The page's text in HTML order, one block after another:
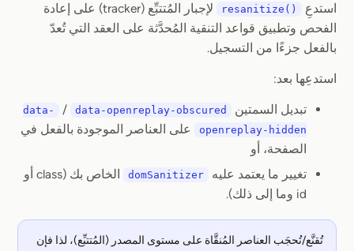
استدعِ
resanitize()
لإجبار المُتتبِّع (tracker) على إعادة
الفحص وتطبيق قواعد التنقية المُحدَّثة على العقد التي تُعدّ
بالفعل جزءًا من التسجيل.
استدعِها بعد:
تبديل السمتين data-openreplay-obscured
/
data-
openreplay-hidden
على العناصر الموجودة بالفعل في
الصفحة، أو
تغيير ما يعتمد عليه
domSanitizer
الخاص بك (class أو
id وما إلى ذلك).
تُقنَّع/تُحجَب العناصر المُنقَّاة على مستوى المصدر (المُتتبِّع)، لذا فإن